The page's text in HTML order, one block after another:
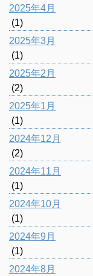
2025年4月
(1)
2025年3月
(1)
2025年2月
(2)
2025年1月
(1)
2024年12月
(2)
2024年11月
(1)
2024年10月
(1)
2024年9月
(1)
2024年8月